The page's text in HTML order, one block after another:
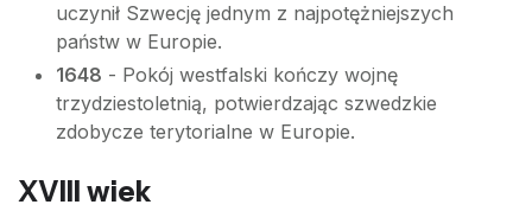
uczynił Szwecję jednym z najpotężniejszych
państw w Europie.
1648 - Pokój westfalski kończy wojnę
trzydziestoletnią, potwierdzając szwedzkie
zdobycze terytorialne w Europie.
XVIII wiek